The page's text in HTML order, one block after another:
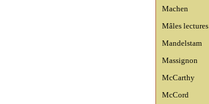
Machen
Mâles lectures
Mandelstam
Massignon
McCarthy
McCord